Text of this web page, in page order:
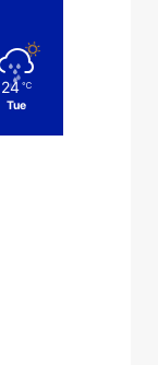
24 ℃
Tue